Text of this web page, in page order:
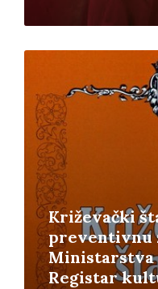
Križevački
preventivnu
Registar
Pročitajte